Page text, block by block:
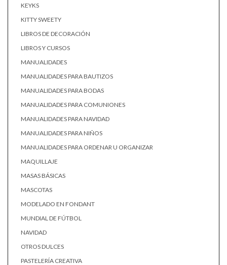
KEYKS
KITTY SWEETY
LIBROS DE DECORACIÓN
LIBROS Y CURSOS
MANUALIDADES
MANUALIDADES PARA BAUTIZOS
MANUALIDADES PARA BODAS
MANUALIDADES PARA COMUNIONES
MANUALIDADES PARA NAVIDAD
MANUALIDADES PARA NIÑOS
MANUALIDADES PARA ORDENAR U ORGANIZAR
MAQUILLAJE
MASAS BÁSICAS
MASCOTAS
MODELADO EN FONDANT
MUNDIAL DE FÚTBOL
NAVIDAD
OTROS DULCES
PASTELERÍA CREATIVA